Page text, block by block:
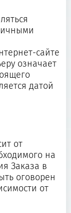
сайте
означает
датой
от
на
Заказа в
оговорен
от